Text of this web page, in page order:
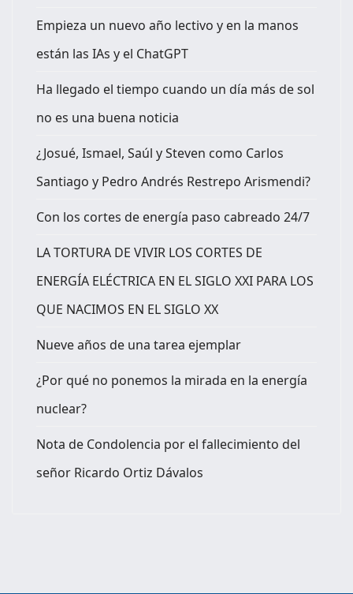
Empieza un nuevo año lectivo y en la manos
están las IAs y el ChatGPT
Ha llegado el tiempo cuando un día más de sol
no es una buena noticia
¿Josué, Ismael, Saúl y Steven como Carlos
Santiago y Pedro Andrés Restrepo Arismendi?
Con los cortes de energía paso cabreado 24/7
LA TORTURA DE VIVIR LOS CORTES DE
ENERGÍA ELÉCTRICA EN EL SIGLO XXI PARA LOS
QUE NACIMOS EN EL SIGLO XX
Nueve años de una tarea ejemplar
¿Por qué no ponemos la mirada en la energía
nuclear?
Nota de Condolencia por el fallecimiento del
señor Ricardo Ortiz Dávalos